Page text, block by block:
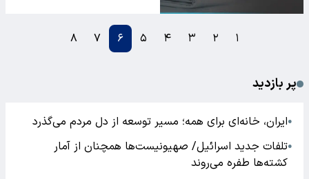
۱ ۲ ۳ ۴ ۵ ۶ ۷ ۸
پر بازدید
●ایران، خانه‌ای برای همه؛ مسیر توسعه از دل مردم می‌گذرد
●تلفات جدید اسرائیل/ صهیونیست‌ها همچنان از آمار
کشته‌ها طفره می‌روند